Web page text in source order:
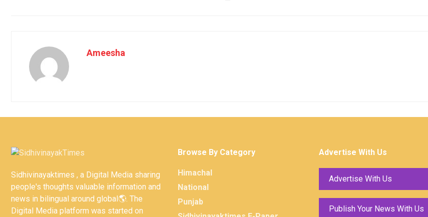
Ameesha
Sidhivinayaktimes , a Digital Media sharing
people's thoughts valuable information and
news in bilingual around global🌎. The
Digital Media platform was started on
Browse By Category
Himachal
National
Punjab
Advertise With Us
Advertise With Us
Publish Your News With Us